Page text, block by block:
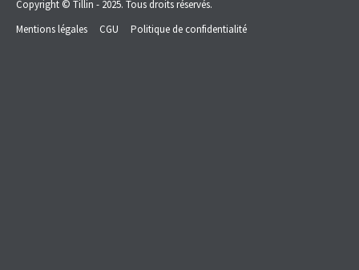
Copyright © Tillin - 2025. Tous droits réservés.
Mentions légales
CGU Politique de confidentialité